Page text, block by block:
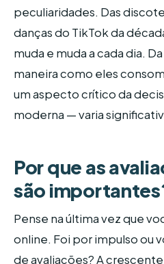
peculiaridades. Das
danças do TikTok da
muda e muda a cada dia.
maneira como eles
um aspecto crítico da
moderna — varia
Por que as
são
Pense na última vez que
online. Foi por impulso ou
de avaliações? A